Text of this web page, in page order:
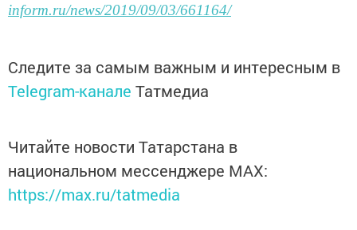
inform.ru/news/2019/09/03/661164/
Следите за самым важным и интересным в
Telegram-канале Татмедиа
Читайте новости Татарстана в
национальном мессенджере MАХ:
https://max.ru/tatmedia